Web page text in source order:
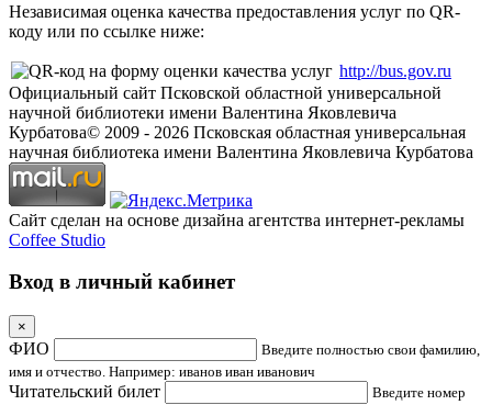
Независимая оценка качества предоставления услуг по QR-
коду или по ссылке ниже:
http://bus.gov.ru
Официальный сайт Псковской областной универсальной
научной библиотеки имени Валентина Яковлевича
Курбатова© 2009 - 2026 Псковская областная универсальная
научная библиотека имени Валентина Яковлевича Курбатова
Сайт сделан на основе дизайна агентства интернет-рекламы
Coffee Studio
Вход в личный кабинет
×
ФИО
Введите полностью свои фамилию,
имя и отчество. Например: иванов иван иванович
Читательский билет
Введите номер